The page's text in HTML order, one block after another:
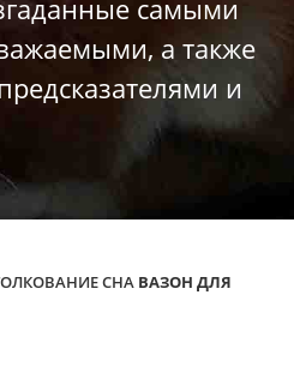
самыми
а также
и
СНА ВАЗОН ДЛЯ